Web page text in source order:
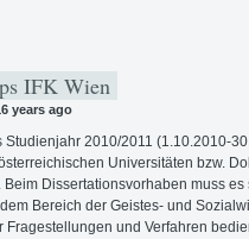
IFK Wien
years ago
Studienjahr 2010/2011 (1.10.2010-
Universitäten bzw.
Beim Dissertationsvorhaben muss
Bereich der Geistes- und
Fragestellungen und Verfahren